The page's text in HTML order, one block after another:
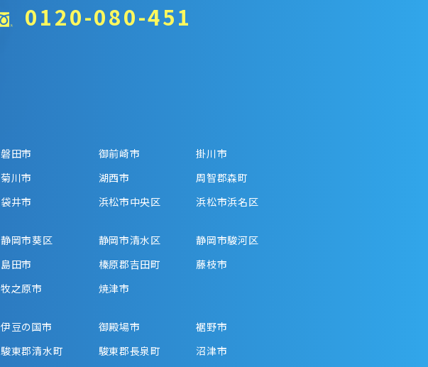
0120-080-451
磐田市 御前崎市
掛川市
菊川市
湖西市
周智郡森町
袋井市
浜松市中央区 浜松市浜名区
静岡市葵区 静岡市清水区
静岡市駿河区
島田市
榛原郡吉田町
藤枝市
牧之原市
焼津市
伊豆の国市 御殿場市
裾野市
駿東郡清水町
駿東郡長泉町
沼津市